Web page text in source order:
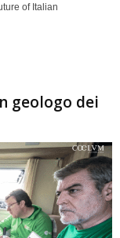
of Italian
geologo dei